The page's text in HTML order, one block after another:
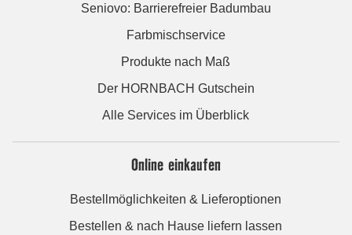
Seniovo: Barrierefreier Badumbau
Farbmischservice
Produkte nach Maß
Der HORNBACH Gutschein
Alle Services im Überblick
Online einkaufen
Bestellmöglichkeiten & Lieferoptionen
Bestellen & nach Hause liefern lassen